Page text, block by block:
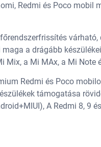
Redmi és Poco mobil
a drágább
Mix, a Mi MAx, a Mi Note
Redmi és Poco
támogatása
A Redmi 8, 9